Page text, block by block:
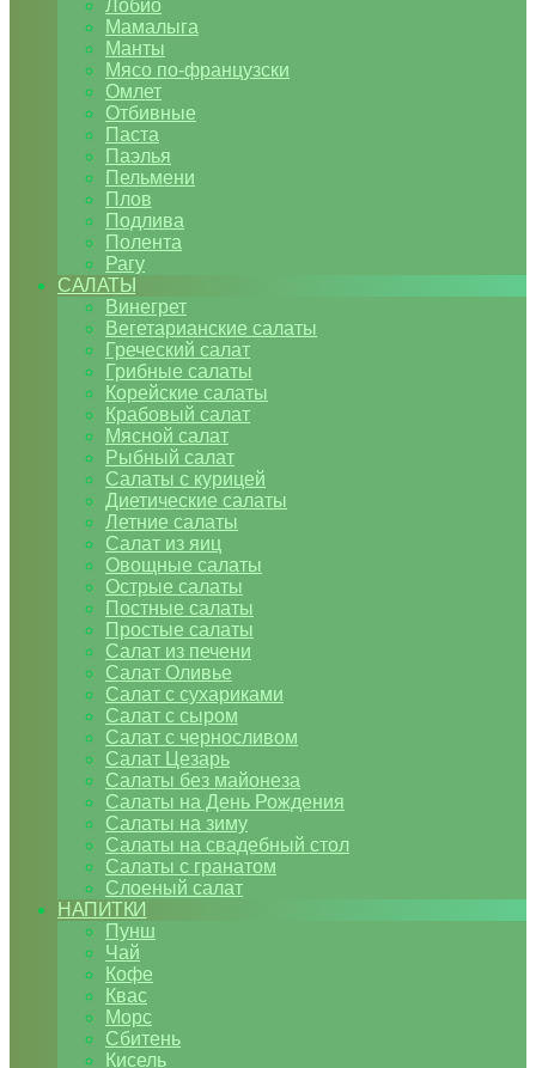
Лобио
Мамалыга
Манты
Мясо по-французски
Омлет
Отбивные
Паста
Паэлья
Пельмени
Плов
Подлива
Полента
Рагу
САЛАТЫ
Винегрет
Вегетарианские салаты
Греческий салат
Грибные салаты
Корейские салаты
Крабовый салат
Мясной салат
Рыбный салат
Салаты с курицей
Диетические салаты
Летние салаты
Салат из яиц
Овощные салаты
Острые салаты
Постные салаты
Простые салаты
Салат из печени
Салат Оливье
Салат с сухариками
Салат с сыром
Салат с черносливом
Салат Цезарь
Салаты без майонеза
Салаты на День Рождения
Салаты на зиму
Салаты на свадебный стол
Салаты с гранатом
Слоеный салат
НАПИТКИ
Пунш
Чай
Кофе
Квас
Морс
Сбитень
Кисель